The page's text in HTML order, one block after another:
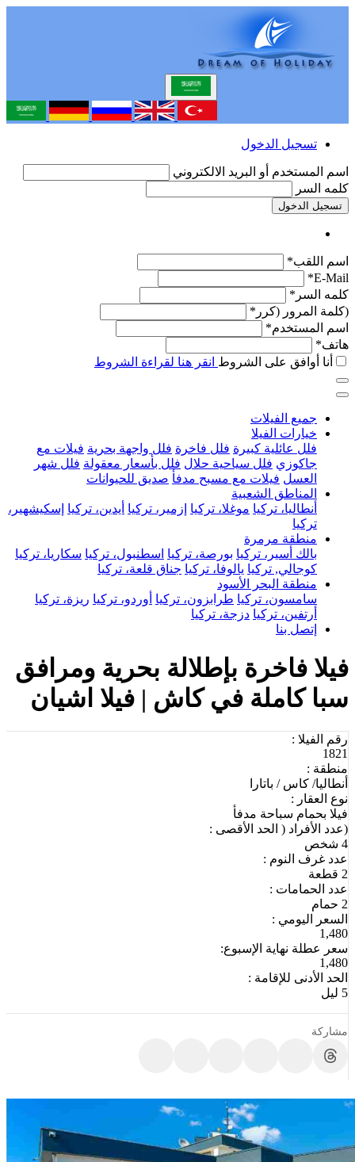
تسجيل الدخول
اسم المستخدم أو البريد الالكتروني
كلمه السر
تسجيل الدخول
اسم اللقب*
E-Mail*
كلمه السر*
(كلمة المرور (كرر*
اسم المستخدم*
هاتف*
أنا أوافق على الشروط انقر هنا لقراءة الشروط
جميع الفيلات
خيارات الفيلا
فلل عائلية كبيرة فلل فاخرة فلل واجهة بحرية فيلات مع
جاكوزي فلل سياحية حلال فلل بأسعار معقولة فلل شهر
العسل فيلات مع مسبح مدفأ صديق للحيوانات
المناطق الشعبية
أنطاليا، تركيا موغلا، تركيا إزمير، تركيا أيدين، تركيا إسكيشهير،
تركيا
منطقة مرمرة
بالك أسير، تركيا بورصة، تركيا اسطنبول، تركيا سكاريا، تركيا
كوجالي, تركيا يالوفا، تركيا جناق قلعة، تركيا
منطقة البحر الأسود
سامسون، تركيا طرابزون، تركيا أوردو، تركيا ريزة، تركيا
أرتفين، تركيا دزجة، تركيا
إتصل بنا
فيلا فاخرة بإطلالة بحرية ومرافق
سبا كاملة في كاش | فيلا اشيان
رقم الفيلا :
1821
منطقة :
أنطاليا/ كاس / باتارا
نوع العقار :
فيلا بحمام سباحة مدفأ
(عدد الأفراد ( الحد الأقصى :
4 شخص
عدد غرف النوم :
2 قطعة
عدد الحمامات :
2 حمام
السعر اليومي :
1,480
سعر عطلة نهاية الإسبوع:
1,480
الحد الأدنى للإقامة :
5 ليل
مشاركة